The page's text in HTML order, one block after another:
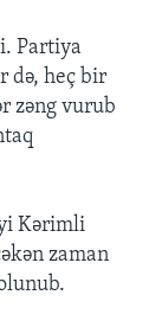
Partiya
də, heç bir
zəng vurub
Kərimli
zaman